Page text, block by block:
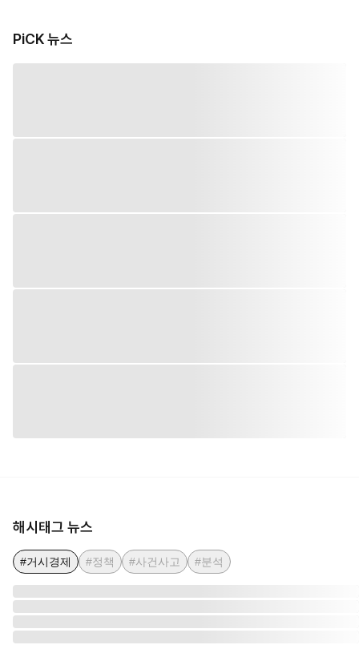
PiCK 뉴스
해시태그 뉴스
#거시경제 #정책 #사건사고 #분석